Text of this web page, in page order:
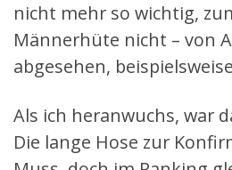
nicht mehr so wichtig,
Männerhüte nicht – von
abgesehen,
Als ich heranwuchs, war
Die lange Hose zur